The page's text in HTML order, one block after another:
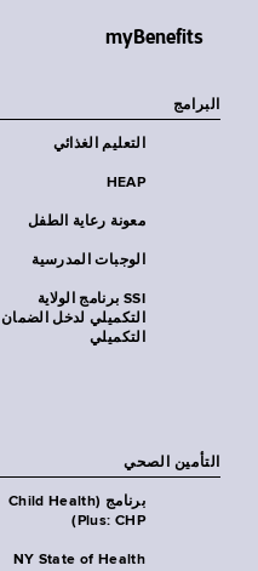
myBenefits
البرامج
التعليم الغذائي
HEAP
معونة رعاية الطفل
الوجبات المدرسية
SSI برنامج الولاية
التكميلي لدخل الضمان
التكميلي
التأمين الصحي
برنامج (Child Health
Plus: CHP)
NY State of Health